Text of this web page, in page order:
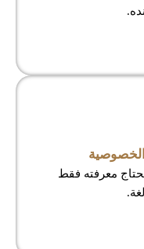
معرفته فقط